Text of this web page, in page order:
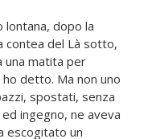
lontana, dopo la
contea del Là sotto,
una matita per
detto. Ma non uno
spostati, senza
ingegno, ne aveva
escogitato un